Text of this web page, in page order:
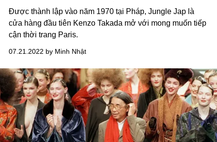
Được thành lập vào năm 1970 tại Pháp, Jungle Jap là
cửa hàng đầu tiên Kenzo Takada mở với mong muốn tiếp
cận thời trang Paris.
07.21.2022 by Minh Nhật